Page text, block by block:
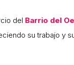
del Barrio del
su trabajo y